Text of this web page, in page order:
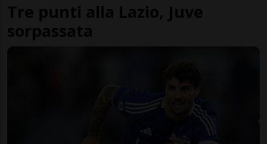
Tre punti alla Lazio, Juve
sorpassata